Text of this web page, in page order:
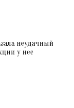
неудачный
у нее